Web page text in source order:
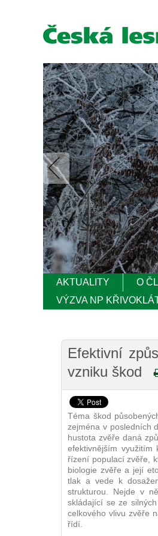
AKTUALITY O
VÝZVA NP
Efektivní
vzniku škod
Téma škod
zejména v posledních
hustota zvěře daná
efektivnějším
řízení populací zvěře,
biologie zvěře a její
tlak a vede k
strukturou. Nejde v
skládající se ze
celkového vlivu zvěře
řídí.